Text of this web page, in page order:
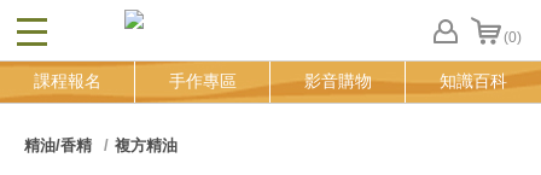
CLOSE (0)
FB
登
課程報名 手作專區 影音購物 知識百科
精油/香精 複方精油